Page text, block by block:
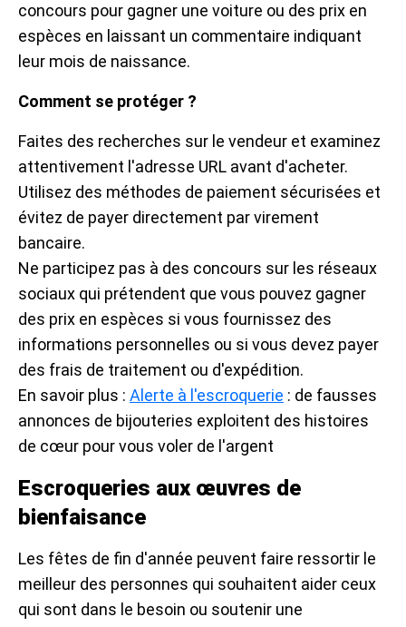
concours pour gagner une voiture ou des prix en
espèces en laissant un commentaire indiquant
leur mois de naissance.
Comment se protéger ?
Faites des recherches sur le vendeur et examinez
attentivement l'adresse URL avant d'acheter.
Utilisez des méthodes de paiement sécurisées et
évitez de payer directement par virement
bancaire.
Ne participez pas à des concours sur les réseaux
sociaux qui prétendent que vous pouvez gagner
des prix en espèces si vous fournissez des
informations personnelles ou si vous devez payer
des frais de traitement ou d'expédition.
En savoir plus : Alerte à l'escroquerie : de fausses
annonces de bijouteries exploitent des histoires
de cœur pour vous voler de l'argent
Escroqueries aux œuvres de
bienfaisance
Les fêtes de fin d'année peuvent faire ressortir le
meilleur des personnes qui souhaitent aider ceux
qui sont dans le besoin ou soutenir une